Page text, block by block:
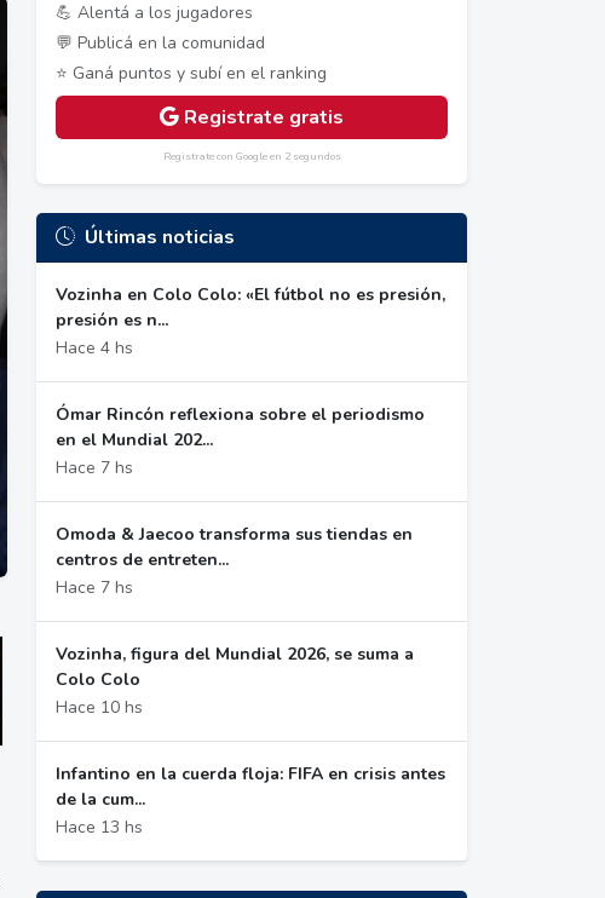
💪 Alentá a los jugadores
💬 Publicá en la comunidad
⭐ Ganá puntos y subí en el ranking
Registrate gratis
Registrate con Google en 2 segundos
Últimas noticias
Vozinha en Colo Colo: «El fútbol no es presión,
presión es n...
Hace 4 hs
Ómar Rincón reflexiona sobre el periodismo
en el Mundial 202...
Hace 7 hs
Omoda & Jaecoo transforma sus tiendas en
centros de entreten...
Hace 7 hs
Vozinha, figura del Mundial 2026, se suma a
Colo Colo
Hace 10 hs
Infantino en la cuerda floja: FIFA en crisis antes
de la cum...
Hace 13 hs